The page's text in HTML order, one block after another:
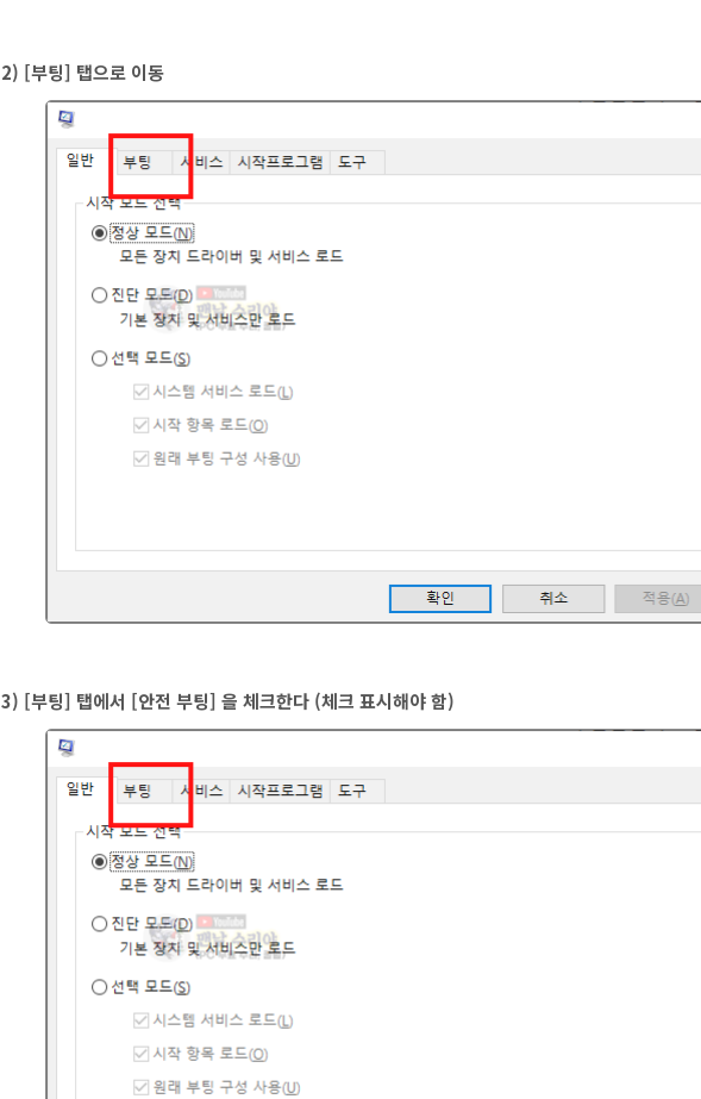
2) [부팅] 탭으로 이동
3) [부팅] 탭에서 [안전 부팅] 을 체크한다 (체크 표시해야 함)